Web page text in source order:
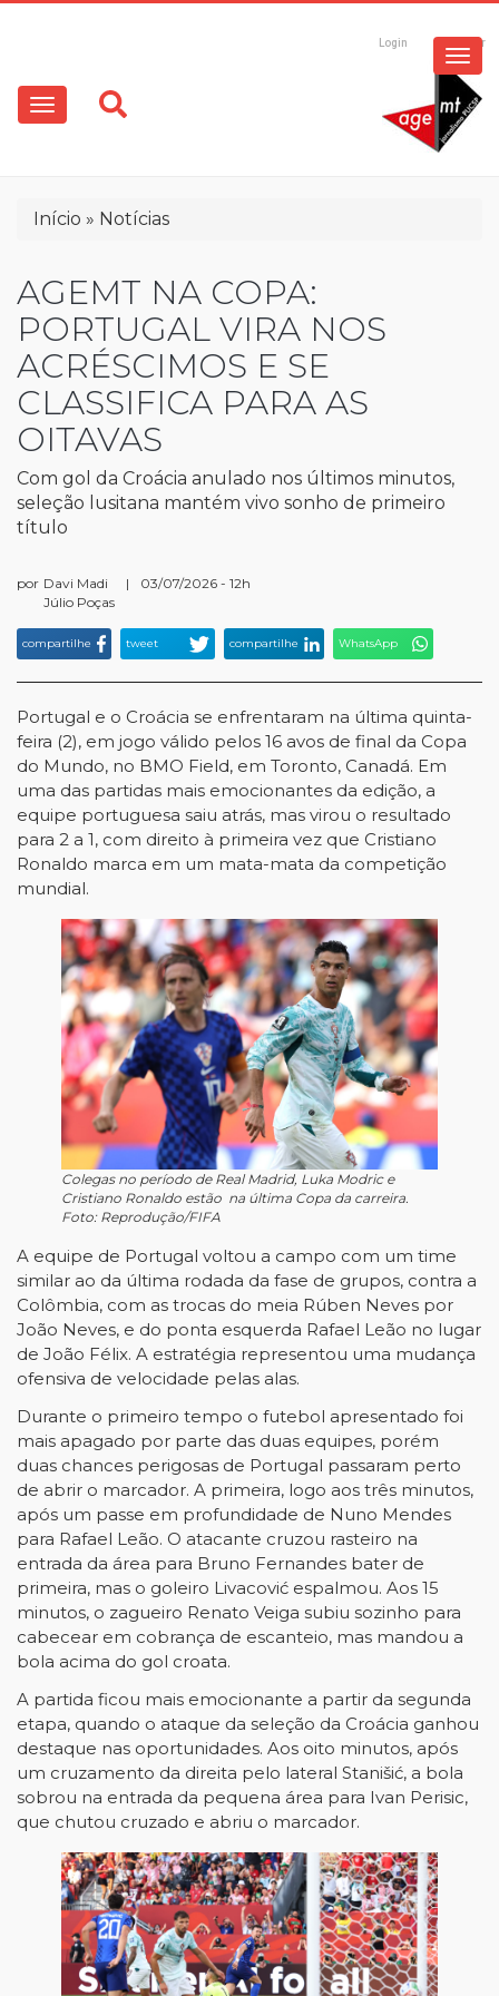
conteúdo
principal
Login Registrar
Main
navigation
Trilha
navegação
Início Notícias
AGEMT NA COPA:
PORTUGAL VIRA NOS
ACRÉSCIMOS E SE
CLASSIFICA PARA AS
OITAVAS
Com gol da Croácia anulado nos últimos minutos,
seleção lusitana mantém vivo sonho de primeiro
título
por Davi Madi
Júlio Poças
| 03/07/2026 - 12h
compartilhe tweet compartilhe WhatsApp
Portugal e o Croácia se enfrentaram na última quinta-
feira (2), em jogo válido pelos 16 avos de final da Copa
do Mundo, no BMO Field, em Toronto, Canadá. Em
uma das partidas mais emocionantes da edição, a
equipe portuguesa saiu atrás, mas virou o resultado
para 2 a 1, com direito à primeira vez que Cristiano
Ronaldo marca em um mata-mata da competição
mundial.
Colegas no período de Real Madrid, Luka Modric e
Cristiano Ronaldo estão na última Copa da carreira.
Foto: Reprodução/FIFA
A equipe de Portugal voltou a campo com um time
similar ao da última rodada da fase de grupos, contra a
Colômbia, com as trocas do meia Rúben Neves por
João Neves, e do ponta esquerda Rafael Leão no lugar
de João Félix. A estratégia representou uma mudança
ofensiva de velocidade pelas alas.
Durante o primeiro tempo o futebol apresentado foi
mais apagado por parte das duas equipes, porém
duas chances perigosas de Portugal passaram perto
de abrir o marcador. A primeira, logo aos três minutos,
após um passe em profundidade de Nuno Mendes
para Rafael Leão. O atacante cruzou rasteiro na
entrada da área para Bruno Fernandes bater de
primeira, mas o goleiro Livacović espalmou. Aos 15
minutos, o zagueiro Renato Veiga subiu sozinho para
cabecear em cobrança de escanteio, mas mandou a
bola acima do gol croata.
A partida ficou mais emocionante a partir da segunda
etapa, quando o ataque da seleção da Croácia ganhou
destaque nas oportunidades. Aos oito minutos, após
um cruzamento da direita pelo lateral Stanišić, a bola
sobrou na entrada da pequena área para Ivan Perisic,
que chutou cruzado e abriu o marcador.